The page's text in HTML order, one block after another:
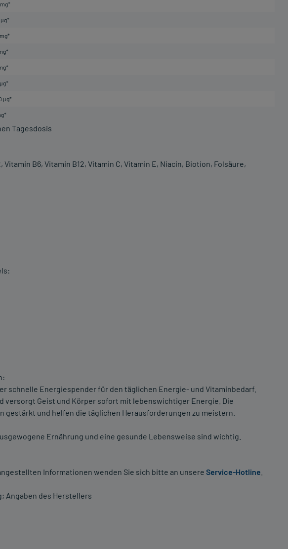
µg*
Tagesdosis
Vitamin B6, Vitamin B12, Vitamin C, Vitamin E, Niacin, Biotion, Folsäure,
schnelle Energiespender für den täglichen Energie- und Vitaminbedarf.
versorgt Geist und Körper sofort mit lebenswichtiger Energie. Die
gestärkt und helfen die täglichen Herausforderungen zu meistern.
Ernährung und eine gesunde Lebensweise sind wichtig.
Informationen wenden Sie sich bitte an unsere Service-Hotline
Angaben des Herstellers